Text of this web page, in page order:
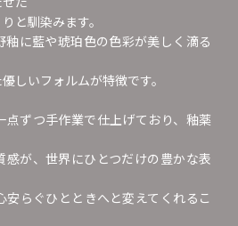
と馴染みます。
に藍や琥珀色の色彩が美しく滴る
しいフォルムが特徴です。
点ずつ手作業で仕上げており、釉薬
感が、世界にひとつだけの豊かな表
安らぐひとときへと変えてくれるこ